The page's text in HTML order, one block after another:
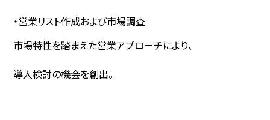
・営業リスト作成および市場調査
市場特性を踏まえた営業アプローチにより、
導入検討の機会を創出。